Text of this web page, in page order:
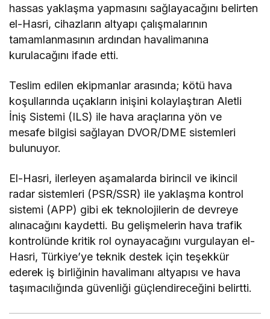
hassas yaklaşma yapmasını sağlayacağını belirten
el-Hasri, cihazların altyapı çalışmalarının
tamamlanmasının ardından havalimanına
kurulacağını ifade etti.
Teslim edilen ekipmanlar arasında; kötü hava
koşullarında uçakların inişini kolaylaştıran Aletli
İniş Sistemi (ILS) ile hava araçlarına yön ve
mesafe bilgisi sağlayan DVOR/DME sistemleri
bulunuyor.
El-Hasri, ilerleyen aşamalarda birincil ve ikincil
radar sistemleri (PSR/SSR) ile yaklaşma kontrol
sistemi (APP) gibi ek teknolojilerin de devreye
alınacağını kaydetti. Bu gelişmelerin hava trafik
kontrolünde kritik rol oynayacağını vurgulayan el-
Hasri, Türkiye’ye teknik destek için teşekkür
ederek iş birliğinin havalimanı altyapısı ve hava
taşımacılığında güvenliği güçlendireceğini belirtti.